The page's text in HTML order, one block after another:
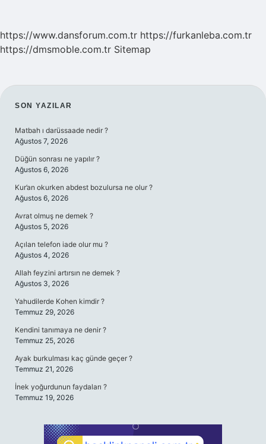
https://www.dansforum.com.tr https://furkanleba.com.tr
https://dmsmoble.com.tr Sitemap
SIDEBAR
SON YAZILAR
Matbah ı darüssaade nedir ?
Ağustos 7, 2026
Düğün sonrası ne yapılır ?
Ağustos 6, 2026
Kur’an okurken abdest bozulursa ne olur ?
Ağustos 6, 2026
Avrat olmuş ne demek ?
Ağustos 5, 2026
Açılan telefon iade olur mu ?
Ağustos 4, 2026
Allah feyzini artırsın ne demek ?
Ağustos 3, 2026
Yahudilerde Kohen kimdir ?
Temmuz 29, 2026
Kendini tanımaya ne denir ?
Temmuz 25, 2026
Ayak burkulması kaç günde geçer ?
Temmuz 21, 2026
İnek yoğurdunun faydaları ?
Temmuz 19, 2026